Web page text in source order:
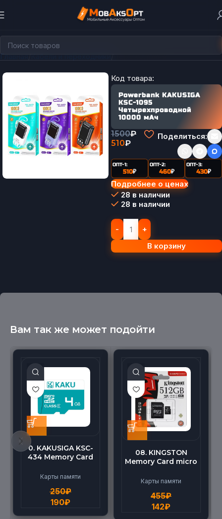
Главная Кабели и переходники Переходники
Код товара:
Powerbank KAKUSIGA
KSC-1095
Четырехпроводной
10000 мАч
1500₽
510₽
Поделиться:
ОПТ-1:
510₽
ОПТ-2:
460₽
ОПТ-3:
430₽
Подробнее о ценах
28 в наличии
28 в наличии
В корзину
Вам так же может подойти
0. KAKUSIGA KSC-
434 Memory Card
High Speed (4G)
Карты памяти
250₽
190₽
08. KINGSTON
Memory Card micro
Карты памяти
455₽
142₽